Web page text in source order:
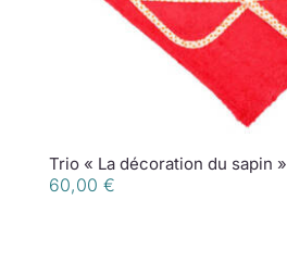
Trio « La décoration du sapin »
60,00 €